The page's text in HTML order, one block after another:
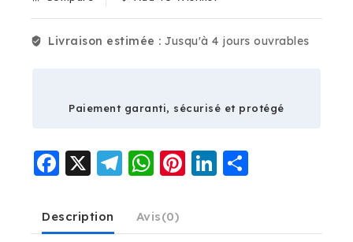
Livraison estimée : Jusqu'à 4 jours ouvrables
Paiement garanti, sécurisé et protégé
Facebook
X Telegram
WhatsApp
Pinterest
LinkedIn
Description Avis(0)